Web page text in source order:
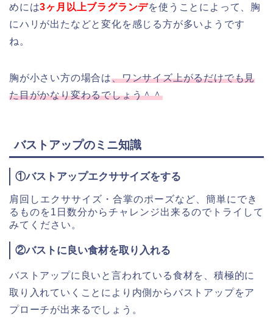
めには3ヶ月以上ブラグランデを使うことによって、胸
にハリが出たなどと変化を感じる方が多いようです
ね。
胸が小さい方の場合は、ワンサイズ上がるだけでも見
た目がかなり変わるでしょう＾＾
バストアップのミニ知識
①バストアップエクササイズをする
肩回しエクササイズ・合掌のポーズなど、簡単にでき
るものを1日数分からチャレンジ出来るのでトライして
みてください。
②バストに良い食材を取り入れる
バストアップに良いと言われている食材を、積極的に
取り入れていくことにより内側からバストアップをア
プローチが出来るでしょう。